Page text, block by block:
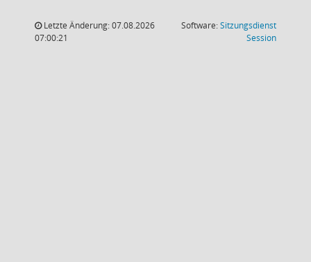
Letzte Änderung: 07.08.2026
07:00:21
Software:Sitzungsdienst
Session(Wird in